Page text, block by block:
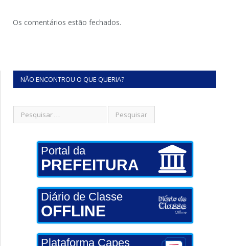
Os comentários estão fechados.
NÃO ENCONTROU O QUE QUERIA?
Portal da
PREFEITURA
Diário de Classe
OFFLINE
Plataforma Capes